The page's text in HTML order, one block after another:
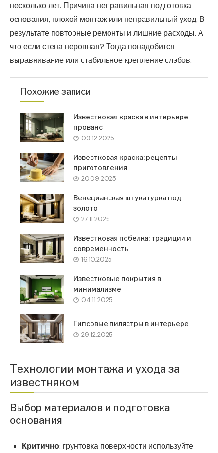
несколько лет. Причина неправильная подготовка
основания, плохой монтаж или неправильный уход. В
результате повторные ремонты и лишние расходы. А
что если стена неровная? Тогда понадобится
выравнивание или стабильное крепление слэбов.
Похожие записи
Известковая краска в интерьере
прованс
09.12.2025
Известковая краска: рецепты
приготовления
20.09.2025
Венецианская штукатурка под
золото
27.11.2025
Известковая побелка: традиции и
современность
16.10.2025
Известковые покрытия в
минимализме
04.11.2025
Гипсовые пилястры в интерьере
29.12.2025
Технологии монтажа и ухода за
известняком
Выбор материалов и подготовка
основания
Критично: грунтовка поверхности используйте